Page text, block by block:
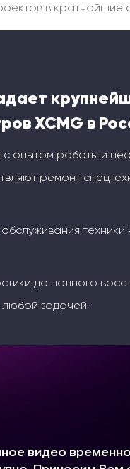
в кратчайшие
XCMG в
опытом работы и
ремонт
до полного
задачей.